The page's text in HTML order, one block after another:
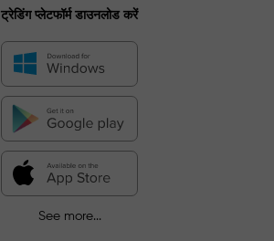
ट्रेडिंग प्लेटफॉर्म डाउनलोड करें
See more...